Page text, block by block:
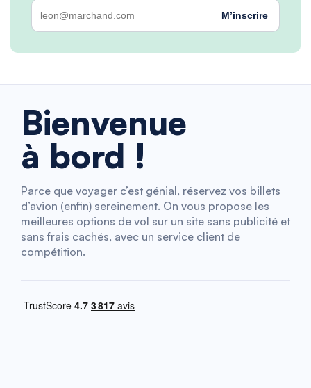
M’inscrire
Bienvenue
à bord !
Parce que voyager c’est génial, réservez vos billets
d’avion (enfin) sereinement. On vous propose les
meilleures options de vol sur un site sans publicité et
sans frais cachés, avec un service client de
compétition.